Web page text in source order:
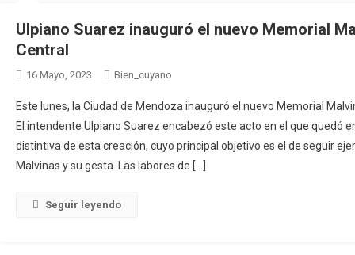
Ulpiano Suarez inauguró el nuevo Memorial
Central
16 Mayo, 2023 Bien_cuyano
Este lunes, la Ciudad de Mendoza inauguró el nuevo Memorial
El intendente Ulpiano Suarez encabezó este acto en el que quedó
distintiva de esta creación, cuyo principal objetivo es el de seguir
Malvinas y su gesta. Las labores de […]
Seguir leyendo